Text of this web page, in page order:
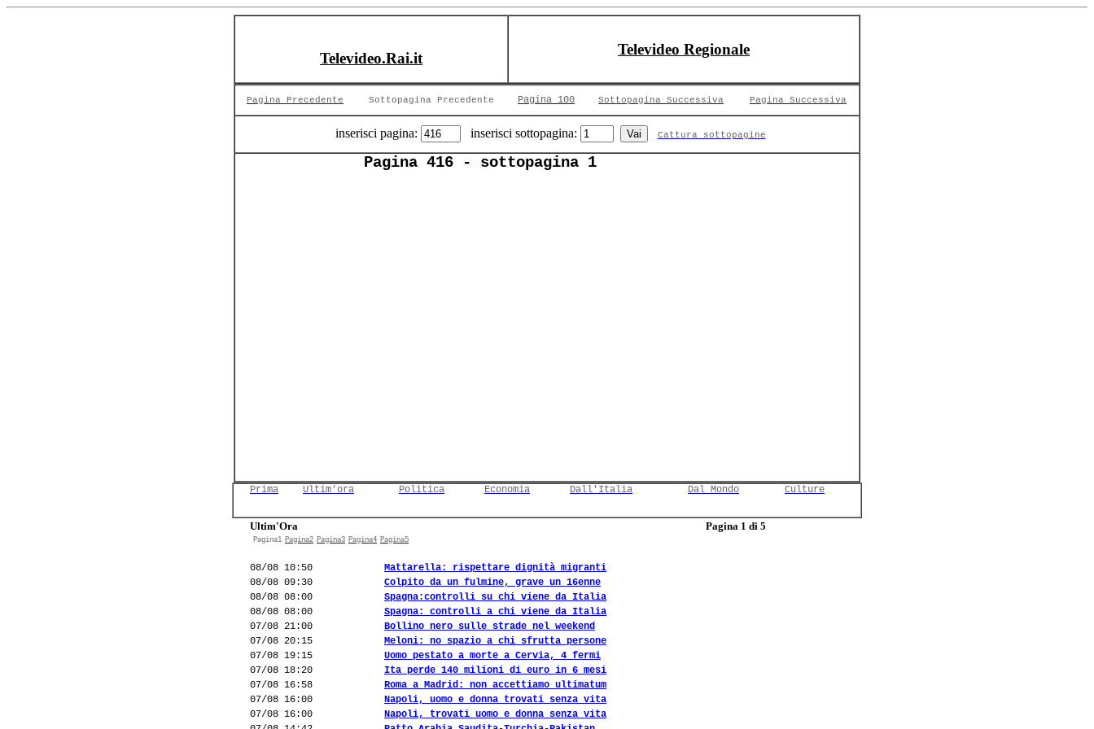
Televideo.Rai.it
Televideo Regionale
Pagina Precedente Sottopagina Precedente Pagina 100 Sottopagina Successiva Pagina Successiva
inserisci pagina: inserisci sottopagina: Cattura sottopagine
Pagina 416 - sottopagina 1
Prima Ultim'ora Politica Economia Dall'Italia Dal Mondo Culture
Ultim'Ora Pagina 1 di 5
Pagina1 Pagina2 Pagina3 Pagina4 Pagina5
08/08 10:50
Mattarella: rispettare dignità migranti
08/08 09:30
Colpito da un fulmine, grave un 16enne
08/08 08:00
Spagna:controlli su chi viene da Italia
08/08 08:00
Spagna: controlli a chi viene da Italia
07/08 21:00
Bollino nero sulle strade nel weekend
07/08 20:15
Meloni: no spazio a chi sfrutta persone
07/08 19:15
Uomo pestato a morte a Cervia, 4 fermi
07/08 18:20
Ita perde 140 milioni di euro in 6 mesi
07/08 16:58
Roma a Madrid: non accettiamo ultimatum
07/08 16:00
Napoli, uomo e donna trovati senza vita
07/08 16:00
Napoli, trovati uomo e donna senza vita